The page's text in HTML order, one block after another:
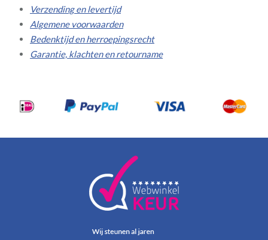
Verzending en levertijd
Algemene voorwaarden
Bedenktijd en herroepingsrecht
Garantie, klachten en retourname